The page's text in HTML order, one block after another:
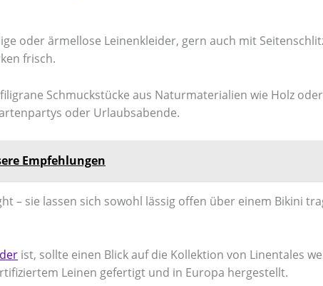
oder ärmellose Leinenkleider, gern auch mit
frisch.
Schmuckstücke aus Naturmaterialien wie Holz
oder Urlaubsabende.
Empfehlungen
– sie lassen sich sowohl lässig offen über einem Bikini
ist, sollte einen Blick auf die Kollektion von Linentales
Leinen gefertigt und in Europa hergestellt.